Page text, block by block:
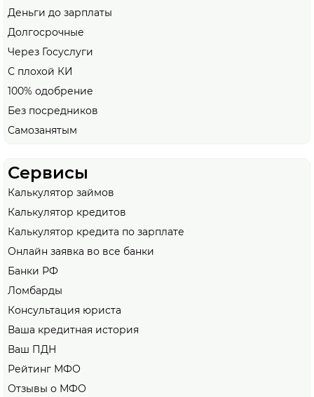
Деньги до зарплаты
Долгосрочные
Через Госуслуги
С плохой КИ
100% одобрение
Без посредников
Самозанятым
Сервисы
Калькулятор займов
Калькулятор кредитов
Калькулятор кредита по зарплате
Онлайн заявка во все банки
Банки РФ
Ломбарды
Консультация юриста
Ваша кредитная история
Ваш ПДН
Рейтинг МФО
Отзывы о МФО